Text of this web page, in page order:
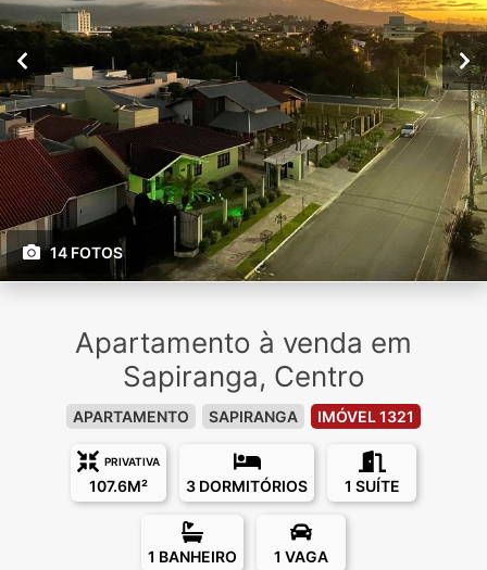
14 FOTOS
Apartamento à venda em
Sapiranga, Centro
APARTAMENTO SAPIRANGA IMÓVEL 1321
PRIVATIVA
107.6M² 3 DORMITÓRIOS 1 SUÍTE
1 BANHEIRO 1 VAGA